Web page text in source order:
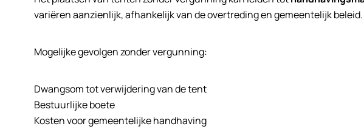
variëren aanzienlijk, afhankelijk van de overtreding en gemeentelijk beleid.
Mogelijke gevolgen zonder vergunning:
Dwangsom tot verwijdering van de tent
Bestuurlijke boete
Kosten voor gemeentelijke handhaving